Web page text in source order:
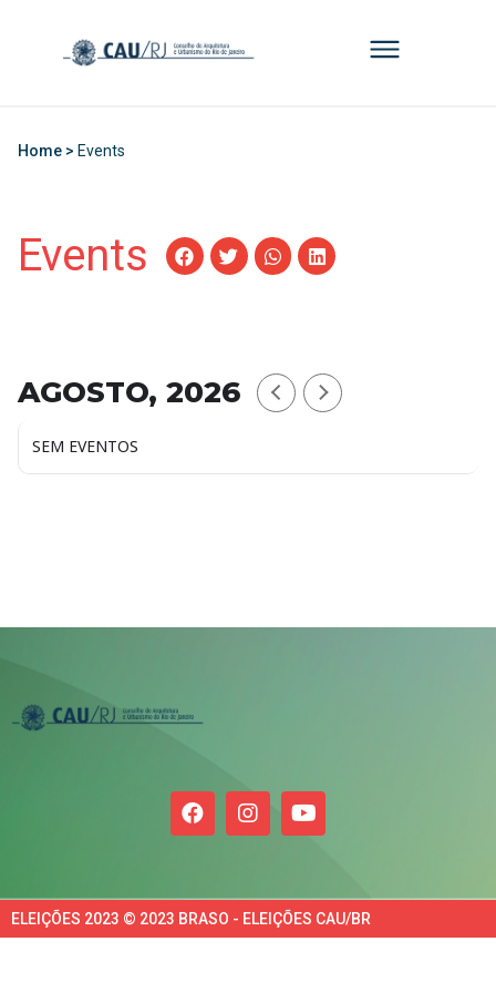
Home > Events
Events
AGOSTO, 2026
SEM EVENTOS
ELEIÇÕES 2023 © 2023 BRASO - ELEIÇÕES CAU/BR